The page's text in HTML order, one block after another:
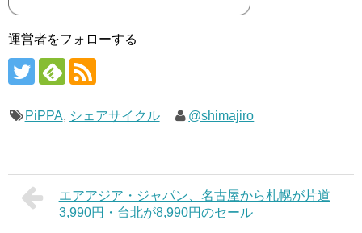
運営者をフォローする
PiPPA, シェアサイクル @shimajiro
エアアジア・ジャパン、名古屋から札幌が片道
3,990円・台北が8,990円のセール